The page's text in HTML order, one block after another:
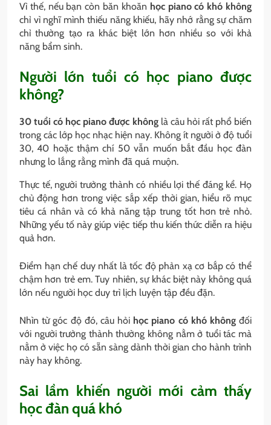
Vì thế, nếu bạn còn băn khoăn học piano có khó không
chỉ vì nghĩ mình thiếu năng khiếu, hãy nhớ rằng sự chăm
chỉ thường tạo ra khác biệt lớn hơn nhiều so với khả
năng bẩm sinh.
Người lớn tuổi có học piano được
không?
30 tuổi có học piano được không là câu hỏi rất phổ biến
trong các lớp học nhạc hiện nay. Không ít người ở độ tuổi
30, 40 hoặc thậm chí 50 vẫn muốn bắt đầu học đàn
nhưng lo lắng rằng mình đã quá muộn.
Thực tế, người trưởng thành có nhiều lợi thế đáng kể. Họ
chủ động hơn trong việc sắp xếp thời gian, hiểu rõ mục
tiêu cá nhân và có khả năng tập trung tốt hơn trẻ nhỏ.
Những yếu tố này giúp việc tiếp thu kiến thức diễn ra hiệu
quả hơn.
Điểm hạn chế duy nhất là tốc độ phản xạ cơ bắp có thể
chậm hơn trẻ em. Tuy nhiên, sự khác biệt này không quá
lớn nếu người học duy trì lịch luyện tập đều đặn.
Nhìn từ góc độ đó, câu hỏi học piano có khó khôngđối
với người trưởng thành thường không nằm ở tuổi tác mà
nằm ở việc họ có sẵn sàng dành thời gian cho hành trình
này hay không.
Sai lầm khiến người mới cảm thấy
học đàn quá khó